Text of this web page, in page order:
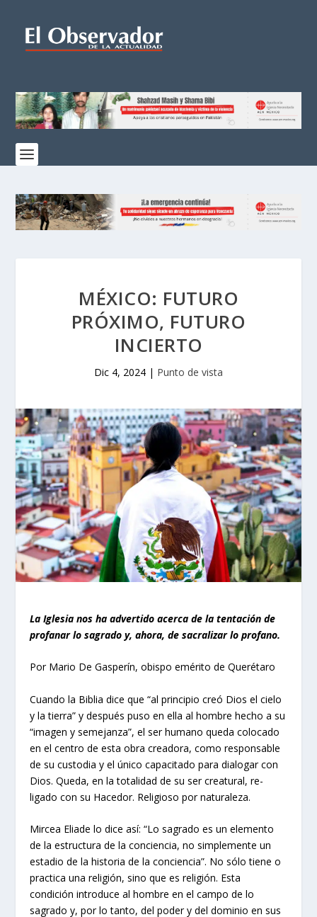
MÉXICO: FUTURO
PRÓXIMO, FUTURO
INCIERTO
Dic 4, 2024 | Punto de vista
La Iglesia nos ha advertido acerca de la tentación de
profanar lo sagrado y, ahora, de sacralizar lo profano.
Por Mario De Gasperín, obispo emérito de Querétaro
Cuando la Biblia dice que “al principio creó Dios el cielo
y la tierra” y después puso en ella al hombre hecho a su
“imagen y semejanza”, el ser humano queda colocado
en el centro de esta obra creadora, como responsable
de su custodia y el único capacitado para dialogar con
Dios. Queda, en la totalidad de su ser creatural, re-
ligado con su Hacedor. Religioso por naturaleza.
Mircea Eliade lo dice así: “Lo sagrado es un elemento
de la estructura de la conciencia, no simplemente un
estadio de la historia de la conciencia”. No sólo tiene o
practica una religión, sino que es religión. Esta
condición introduce al hombre en el campo de lo
sagrado y, por lo tanto, del poder y del dominio en sus